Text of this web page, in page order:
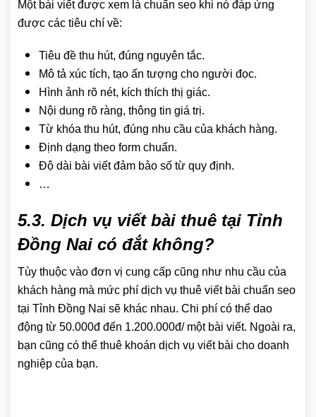
Một bài viết được xem là chuẩn seo khi nó đáp ứng
được các tiêu chí về:
Tiêu đề thu hút, đúng nguyên tắc.
Mô tả xúc tích, tạo ấn tượng cho người đọc.
Hình ảnh rõ nét, kích thích thị giác.
Nội dung rõ ràng, thông tin giá trị.
Từ khóa thu hút, đúng nhu cầu của khách hàng.
Định dạng theo form chuẩn.
Độ dài bài viết đảm bảo số từ quy định.
…
5.3. Dịch vụ viết bài thuê tại Tỉnh
Đồng Nai có đắt không?
Tùy thuộc vào đơn vị cung cấp cũng như nhu cầu của
khách hàng mà mức phí dịch vụ thuê viết bài chuẩn seo
tại Tỉnh Đồng Nai sẽ khác nhau. Chi phí có thể dao
động từ 50.000đ đến 1.200.000đ/ một bài viết. Ngoài ra,
bạn cũng có thể thuê khoán dịch vụ viết bài cho doanh
nghiệp của bạn.